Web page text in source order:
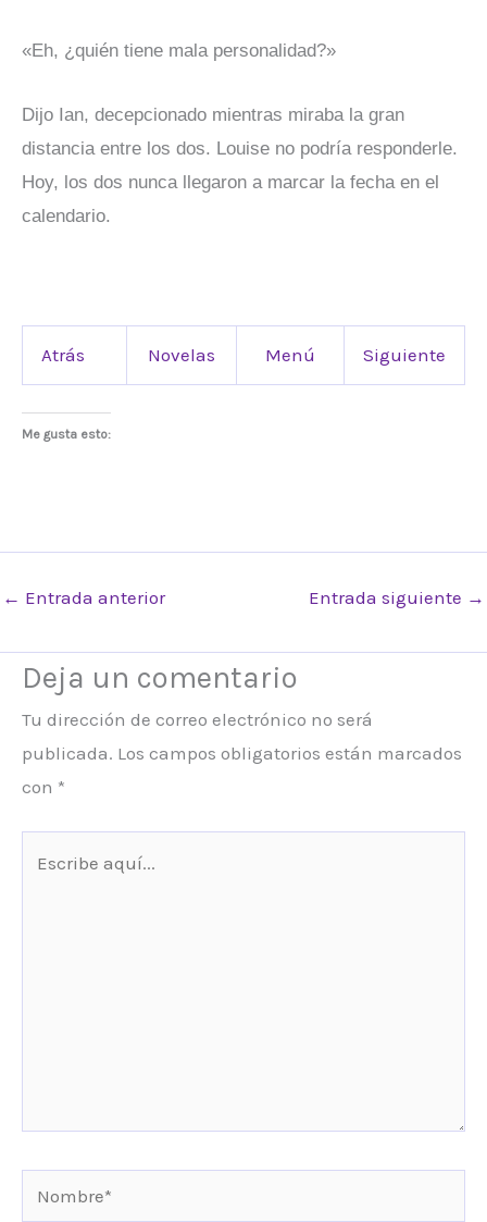
«Eh, ¿quién tiene mala personalidad?»
Dijo Ian, decepcionado mientras miraba la gran
distancia entre los dos. Louise no podría responderle.
Hoy, los dos nunca llegaron a marcar la fecha en el
calendario.
Atrás Novelas Menú Siguiente
Me gusta esto:
← Entrada anterior Entrada siguiente →
Deja un comentario
Tu dirección de correo electrónico no será
publicada. Los campos obligatorios están marcados
con *
Nombre*